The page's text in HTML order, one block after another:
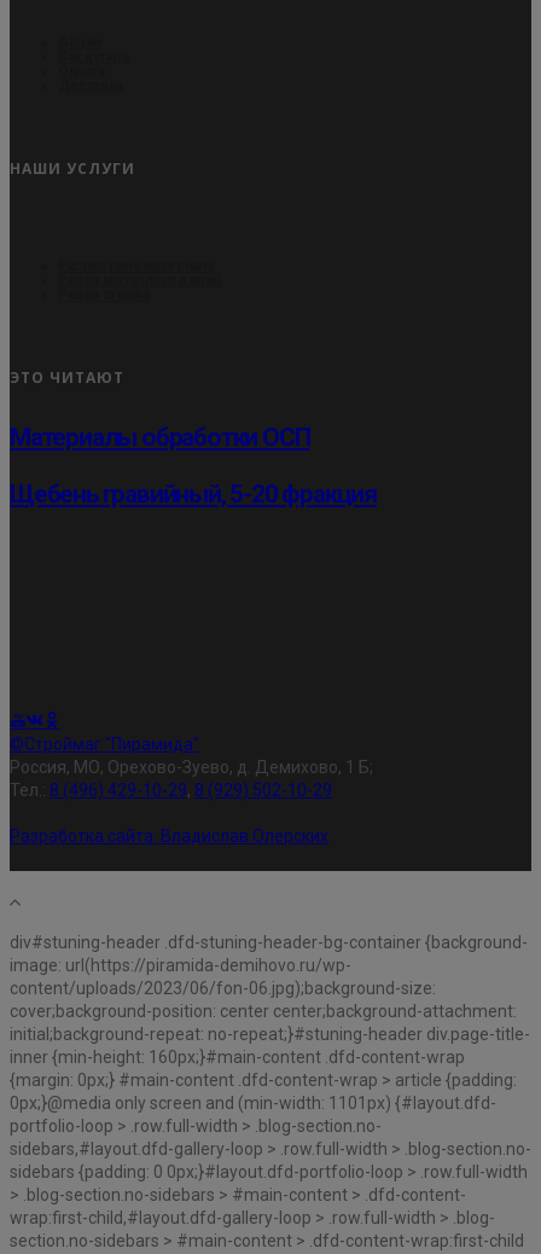
НАШИ УСЛУГИ
ЭТО ЧИТАЮТ
Материалы обработки ОСП
Щебень гравийный, 5-20 фракция
©Строймаг "Пирамида"
Россия, МО, Орехово-Зуево, д. Демихово, 1 Б;
Тел.: 8 (496) 429-10-29, 8 (929) 502-10-29
Разработка сайта: Владислав Олерских
div#stuning-header .dfd-stuning-header-bg-container {background-
image: url(https://piramida-demihovo.ru/wp-
content/uploads/2023/06/fon-06.jpg);background-size:
cover;background-position: center center;background-attachment:
initial;background-repeat: no-repeat;}#stuning-header div.page-title-
inner {min-height: 160px;}#main-content .dfd-content-wrap
{margin: 0px;} #main-content .dfd-content-wrap > article {padding:
0px;}@media only screen and (min-width: 1101px) {#layout.dfd-
portfolio-loop > .row.full-width > .blog-section.no-
sidebars,#layout.dfd-gallery-loop > .row.full-width > .blog-section.no-
sidebars {padding: 0 0px;}#layout.dfd-portfolio-loop > .row.full-width
> .blog-section.no-sidebars > #main-content > .dfd-content-
wrap:first-child,#layout.dfd-gallery-loop > .row.full-width > .blog-
section.no-sidebars > #main-content > .dfd-content-wrap:first-child